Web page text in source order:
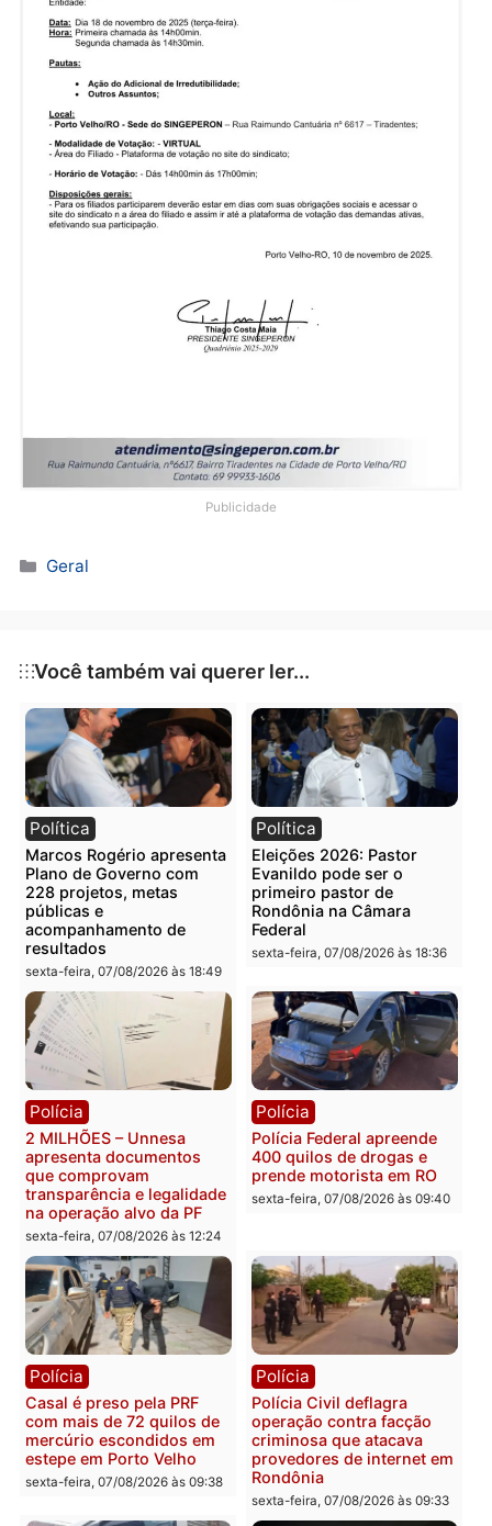
de todos, uma vez que as decisões tratadas
influenciam diretamente os direitos, ações jurídicas
fortalecimento da representatividade sindical.
Publicidade
Categorias
Geral
Você também vai querer ler...
Política
Marcos Rogério apresenta
Plano de Governo com
228 projetos, metas
públicas e
acompanhamento de
resultados
sexta-feira, 07/08/2026 às 18:49
Política
primeiro pastor de
Rondônia na Câmara
Federal
sexta-feira, 07/08/2026 às
Polícia